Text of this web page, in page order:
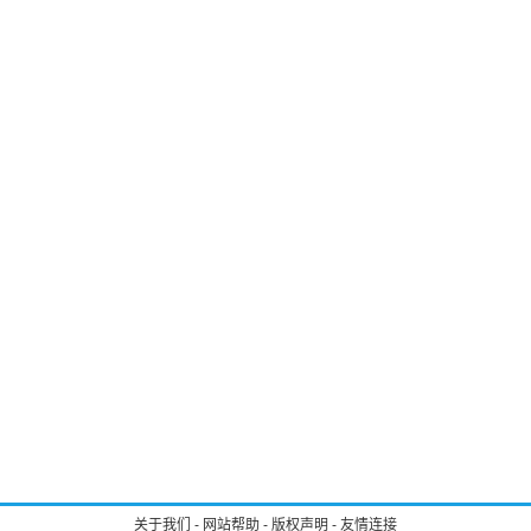
关于我们 - 网站帮助 - 版权声明 - 友情连接